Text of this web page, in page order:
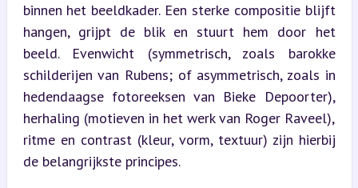
binnen het beeldkader. Een sterke compositie blijft
hangen, grijpt de blik en stuurt hem door het
beeld. Evenwicht (symmetrisch, zoals barokke
schilderijen van Rubens; of asymmetrisch, zoals in
hedendaagse fotoreeksen van Bieke Depoorter),
herhaling (motieven in het werk van Roger Raveel),
ritme en contrast (kleur, vorm, textuur) zijn hierbij
de belangrijkste principes.